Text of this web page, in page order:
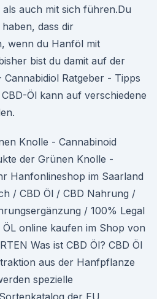
auch mit sich führen.Du
dass dir
wenn du Hanföl mit
bist du damit auf der
Ratgeber - Tipps
Öl kann auf verschiedene
Knolle - Cannabinoid
der Grünen Knolle -
Hanfonlineshop im Saarland
/ CBD Öl / CBD Nahrung /
/ 100% Legal
online kaufen im Shop von
Was ist CBD Öl? CBD Öl
aus der Hanfpflanze
spezielle
der EU